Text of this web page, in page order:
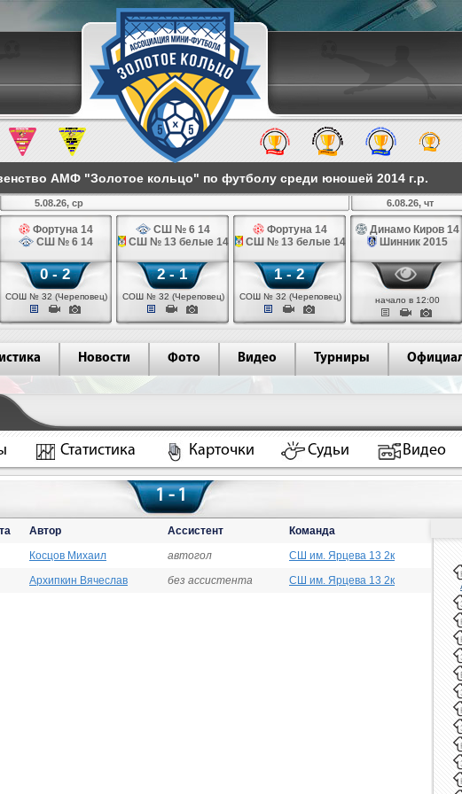
АМФ "Золотое кольцо" по футболу среди юношей 2014 г.р.
5.08.26, ср
Фортуна 14
СШ № 6 14
0 - 2
СОШ № 32 (Череповец)
СШ № 6 14
СШ № 13 белые 14
2 - 1
СОШ № 32 (Череповец)
Фортуна 14
СШ № 13 белые 14
1 - 2
СОШ № 32 (Череповец)
6.08.26, чт
Динамо Киров 14
Шинник 2015
начало в 12:00
Новости Фото Видео Турниры
Статистика Карточки Судьи Видео
1 - 1
Автор Ассистент
Команда
Косцов Михаил автогол
СШ им. Ярцева 13 2к
Архипкин Вячеслав без ассистента СШ им. Ярцева 13 2к